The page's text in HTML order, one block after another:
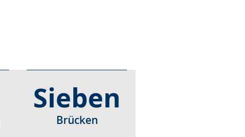
Sieben
Brücken